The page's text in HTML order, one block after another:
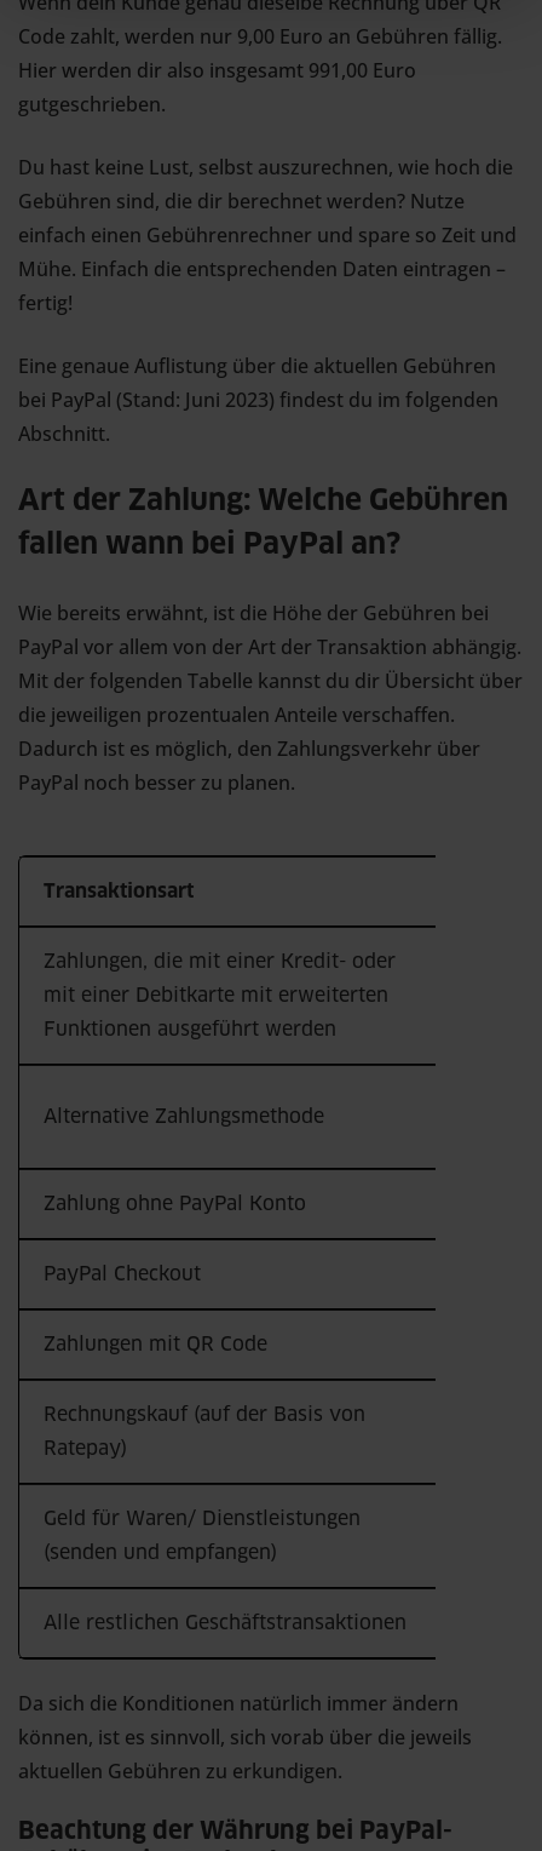
Code zahlt, werden nur 9,00 Euro an Gebühren fällig.
Hier werden dir also insgesamt 991,00 Euro
gutgeschrieben.
Du hast keine Lust, selbst auszurechnen, wie hoch die
Gebühren sind, die dir berechnet werden? Nutze
einfach einen Gebührenrechner und spare so Zeit und
Mühe. Einfach die entsprechenden Daten eintragen –
fertig!
Eine genaue Auflistung über die aktuellen Gebühren
bei PayPal (Stand: Juni 2023) findest du im folgenden
Abschnitt.
Art der Zahlung: Welche Gebühren
fallen wann bei PayPal an?
Wie bereits erwähnt, ist die Höhe der Gebühren bei
PayPal vor allem von der Art der Transaktion abhängig.
Mit der folgenden Tabelle kannst du dir Übersicht über
die jeweiligen prozentualen Anteile verschaffen.
Dadurch ist es möglich, den Zahlungsverkehr über
PayPal noch besser zu planen.
Transaktionsart
Zahlungen, die mit einer Kredit- oder
mit einer Debitkarte mit erweiterten
Funktionen ausgeführt werden
Alternative Zahlungsmethode
Zahlung ohne PayPal Konto
PayPal Checkout
Zahlungen mit QR Code
Rechnungskauf (auf der Basis von
Ratepay)
Geld für Waren/ Dienstleistungen
(senden und empfangen)
Alle restlichen Geschäftstransaktionen
Da sich die Konditionen natürlich immer ändern
können, ist es sinnvoll, sich vorab über die jeweils
aktuellen Gebühren zu erkundigen.
Beachtung der Währung bei PayPal-